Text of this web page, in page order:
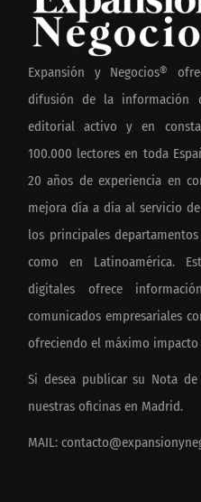
Expansión y Negocios®
difusión de la información
editorial activo y en
100.000 lectores en toda
20 años de experiencia en
mejora día a día al servicio
los principales
como en Latinoamérica.
digitales ofrece
comunicados empresariales
ofreciendo el máximo
Si desea publicar su Nota
nuestras oficinas en Madrid.
MAIL: